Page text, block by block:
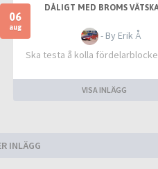
06
aug
DÅLIGT MED BROMS
- By Erik Å
Ska testa å kolla
VISA INLÄGG
INLÄGG